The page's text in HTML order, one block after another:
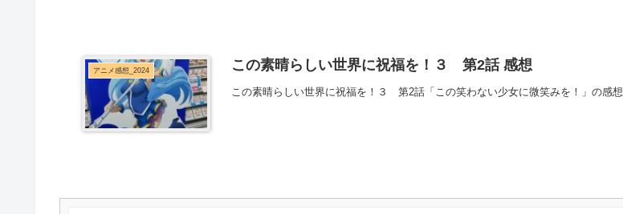
アニメ感想_2024 この素晴らしい世界に祝福を！３ 第2話 感想
この素晴らしい世界に祝福を！３ 第2話「この笑わない少女に微笑みを！」の感想